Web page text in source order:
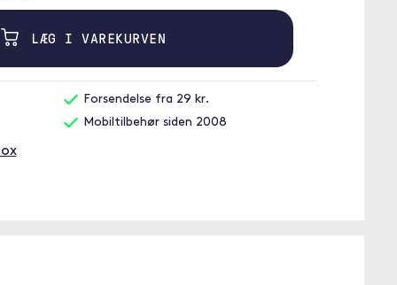
LÆG I VAREKURVEN
Forsendelse fra 29 kr.
Mobiltilbehør siden 2008